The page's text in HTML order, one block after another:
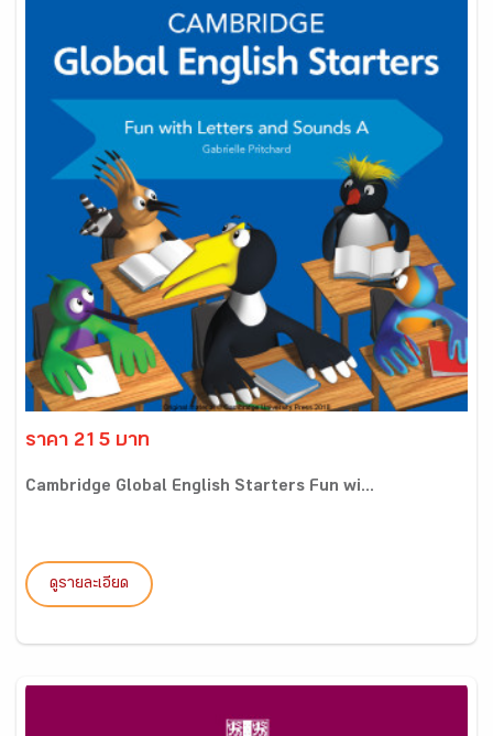
ราคา 215 บาท
Cambridge Global English Starters Fun wi...
ดูรายละเอียด